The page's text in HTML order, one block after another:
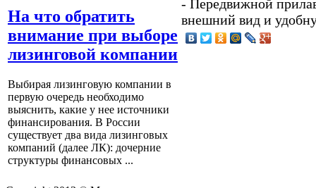
На что обратить
внимание при выборе
лизинговой компании
Выбирая лизинговую компании в
первую очередь необходимо
выяснить, какие у нее источники
финансирования. В России
существует два вида лизинговых
компаний (далее ЛК): дочерние
структуры финансовых ...
- Передвижной
внешний вид и